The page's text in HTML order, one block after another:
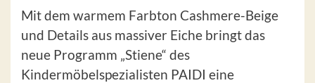
Mit dem warmem Farbton Cashmere-Beige
und Details aus massiver Eiche bringt das
neue Programm „Stiene“ des
Kindermöbelspezialisten PAIDI eine